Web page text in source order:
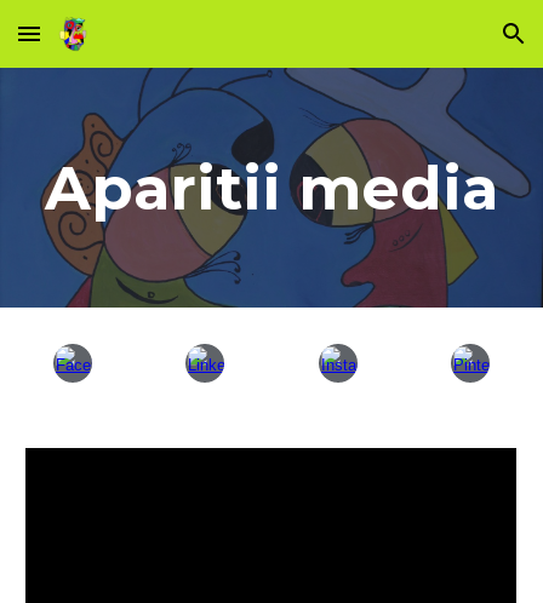
Skip to main content Skip to navigation
Aparitii media